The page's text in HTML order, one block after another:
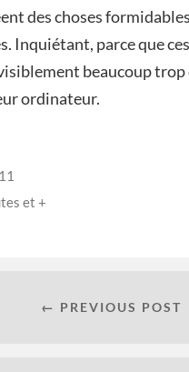
des choses
Inquiétant, parce que
beaucoup trop
ordinateur.
et +
← PREVIOUS POST